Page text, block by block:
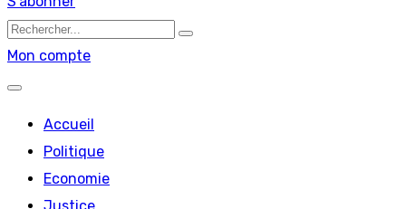
Mon compte
Accueil
Politique
Economie